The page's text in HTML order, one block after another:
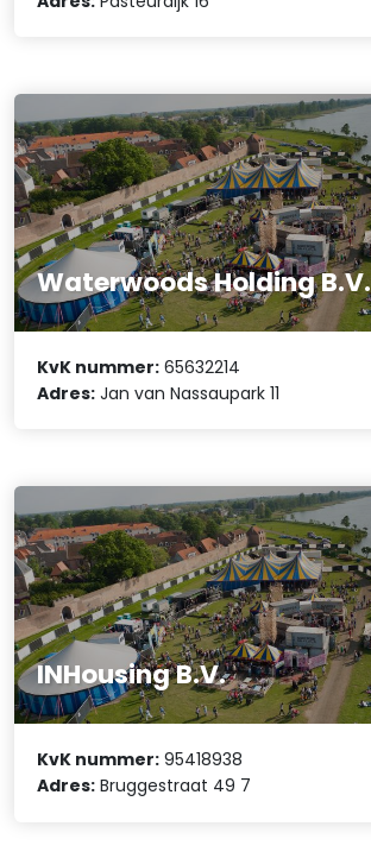
Waterwoods Holding B.V.
KvK nummer: 65632214
Adres: Jan van Nassaupark 11
INHousing B.V.
KvK nummer: 95418938
Adres: Bruggestraat 49 7